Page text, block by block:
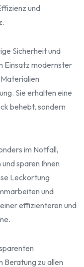
und
Sicherheit und
Einsatz modernster
Sie erhalten eine
behebt, sondern
im Notfall,
sparen Ihnen
Leckortung
und
effizienteren und
Beratung zu allen